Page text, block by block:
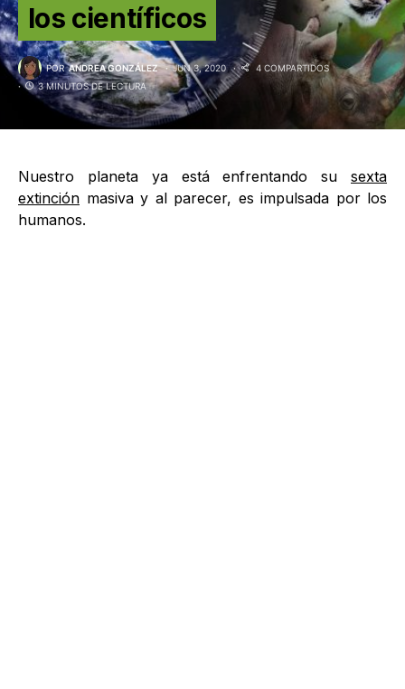
los científicos
POR ANDREA GONZÁLEZ JUN 3, 2020
4 COMPARTIDOS
3 MINUTOS DE LECTURA
Nuestro planeta ya está enfrentando su sexta
extinción masiva y al parecer, es impulsada por los
humanos.